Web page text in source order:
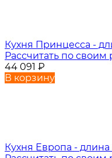
Кухня Принцесса -
Рассчитать по своим
44 091 ₽
В корзину
Кухня Европа - длина